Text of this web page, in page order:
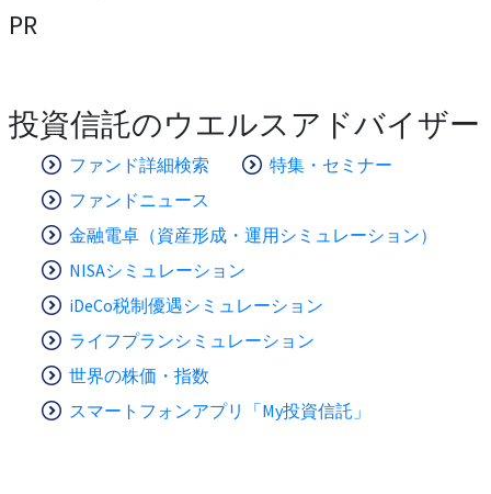
PR
投資信託のウエルスアドバイザー
ファンド詳細検索
特集・セミナー
ファンドニュース
金融電卓（資産形成・運用シミュレーション）
NISAシミュレーション
iDeCo税制優遇シミュレーション
ライフプランシミュレーション
世界の株価・指数
スマートフォンアプリ「My投資信託」